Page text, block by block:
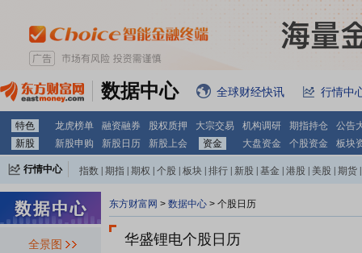
数据中心 全球财经快讯 行情中
特色 龙虎榜单 融资融券 股权质押 大宗交易 机构调研 期指持仓
公告
新股
新股申购 新股日历 新股上会 资金 大盘资金 个股资金 板块
行情中心 指数 期指 期权 个股 板块 排行 新股 基金 港股 美股 期货
全景图
东方财富网 > 数据中心 > 个股日历
华盛锂电个股日历